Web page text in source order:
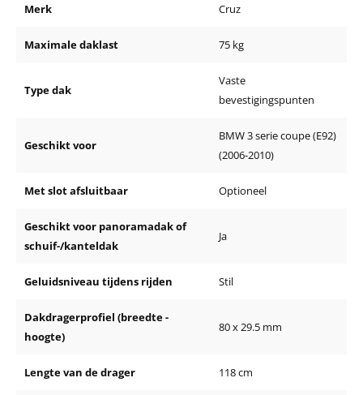
Merk Cruz
Maximale daklast 75 kg
Type dak
Vaste
bevestigingspunten
Geschikt voor
BMW 3 serie coupe (E92)
(2006-2010)
Met slot afsluitbaar Optioneel
Geschikt voor panoramadak of
schuif-/kanteldak
Ja
Geluidsniveau tijdens rijden Stil
Dakdragerprofiel (breedte -
hoogte)
80 x 29.5 mm
Lengte van de drager 118 cm